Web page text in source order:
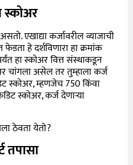
स्कोअर
एखाद्या कर्जावरील व्याजाची
हे दर्शविणारा हा क्रमांक
हा स्कोअर वित्त संस्थाकडून
चांगला असेल तर तुम्हाला कर्ज
स्कोअर, म्हणजेच 750 किंवा
स्कोअर, कर्ज देणाऱ्या
ठेवता येतो?
तपासा